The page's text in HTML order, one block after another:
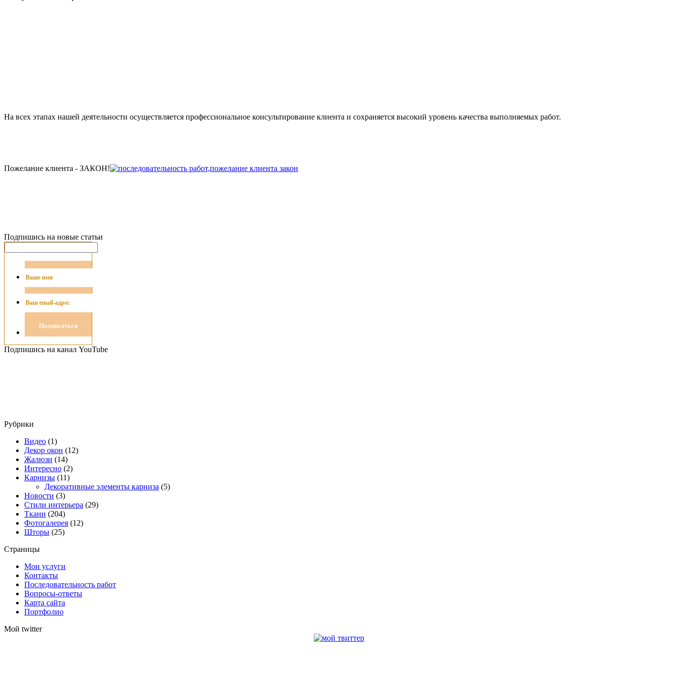
На всех этапах нашей деятельности осуществляется профессиональное консультирование клиента и сохраняется высокий уровень качества выполняемых работ.
Пожелание клиента - ЗАКОН!
Подпишись на новые статьи
Подпишись на канал YouTube
Рубрики
Видео (1)
Декор окон (12)
Жалюзи (14)
Интересно (2)
Карнизы (11)
Декоративные элементы карниза (5)
Новости (3)
Стили интерьера (29)
Ткани (204)
Фотогалерея (12)
Шторы (25)
Страницы
Мои услуги
Контакты
Последовательность работ
Вопросы-ответы
Карта сайта
Портфолио
Мой twitter